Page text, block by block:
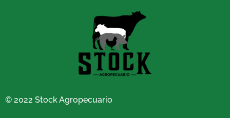
© 2022 Stock Agropecuario